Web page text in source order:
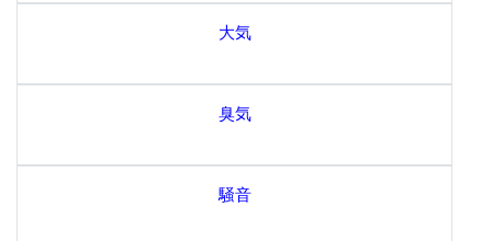
大気
臭気
騒音